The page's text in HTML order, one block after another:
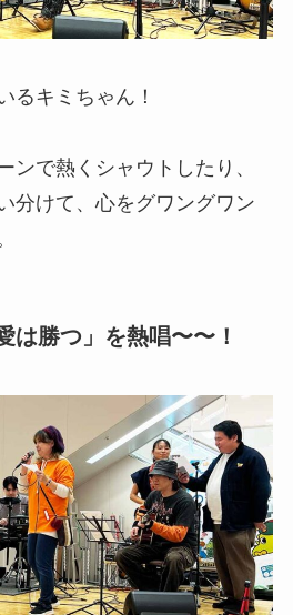
るキミちゃん！
ンで熱くシャウトしたり、
分けて、心をグワングワン
は勝つ」を熱唱〜〜！